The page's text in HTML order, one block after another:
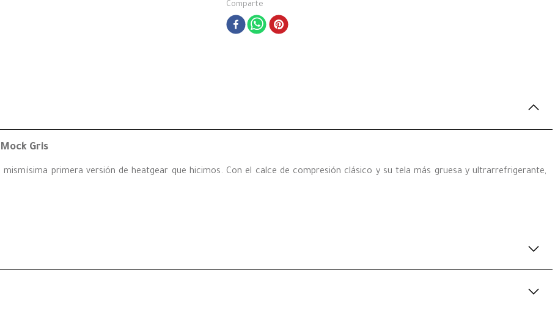
Comparte
Gris
primera versión de heatgear que hicimos. Con el calce de compresión clásico y su tela más gruesa y ultrarrefrigerante,